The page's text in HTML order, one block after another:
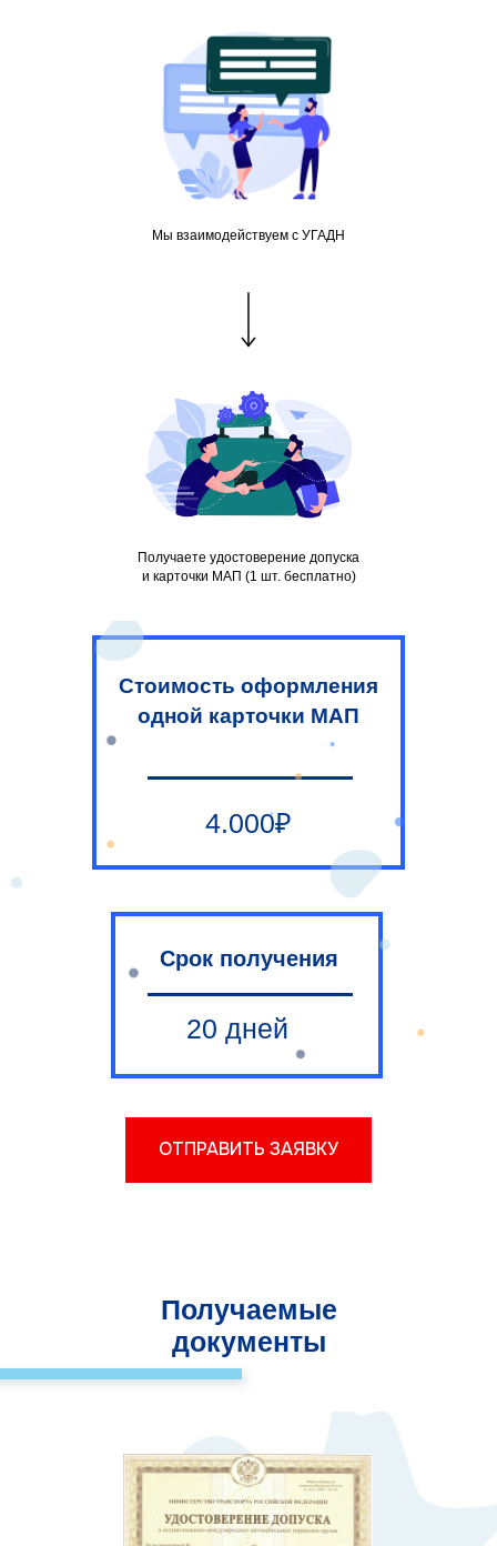
Получаете удостоверение допуска
и карточки МАП (1 шт. бесплатно)
Мы взаимодействуем с УГАДН
4.000₽
Стоимость оформления
одной карточки МАП
Срок получения
20 дней
ОТПРАВИТЬ ЗАЯВКУ
Получаемые
документы